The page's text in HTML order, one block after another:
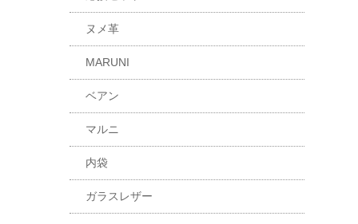
ヌメ革
MARUNI
ベアン
マルニ
内袋
ガラスレザー